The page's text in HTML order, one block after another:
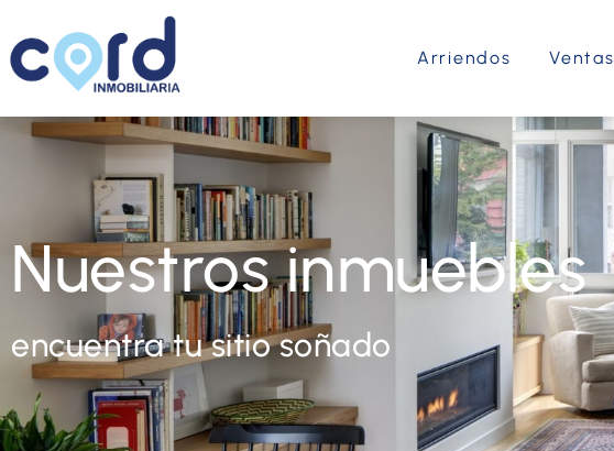
Arriendos Ventas
Nuestros inmuebles
encuentra tu sitio soñado